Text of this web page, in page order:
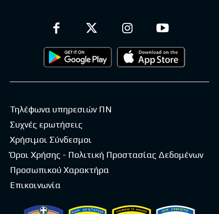
Τηλέφωνα υπηρεσιών ΠΝ
Συχνές ερωτήσεις
Χρήσιμοι Σύνδεσμοι
Όροι Χρήσης - Πολιτική Προστασίας Δεδομένων
Προσωπικού Χαρακτήρα
Επικοινωνία